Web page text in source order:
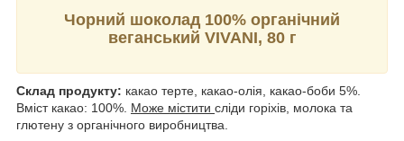
Чорний шоколад 100% органічний
веганський VIVANI, 80 г
Склад продукту: какао терте, какао-олія, какао-боби 5%.
Вміст какао: 100%. Може містити сліди горіхів, молока та
глютену з органічного виробництва.